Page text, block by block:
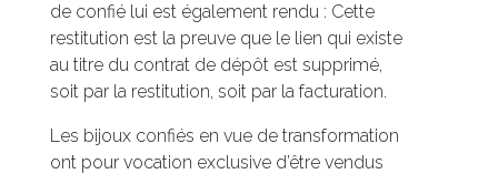
de confié lui est également rendu : Cette
restitution est la preuve que le lien qui existe
au titre du contrat de dépôt est supprimé,
soit par la restitution, soit par la facturation.
Les bijoux confiés en vue de transformation
ont pour vocation exclusive d’être vendus